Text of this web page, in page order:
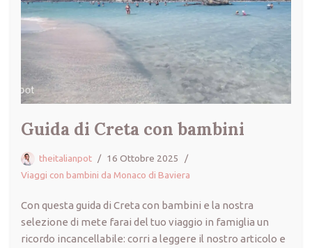
Guida di Creta con bambini
theitalianpot
16 Ottobre 2025
Viaggi con bambini da Monaco di Baviera
Con questa guida di Creta con bambini e la nostra
selezione di mete farai del tuo viaggio in famiglia un
ricordo incancellabile: corri a leggere il nostro articolo e